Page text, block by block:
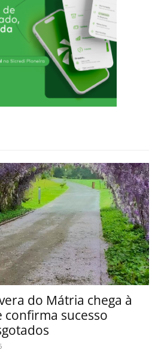
do Mátria chega à
confirma sucesso